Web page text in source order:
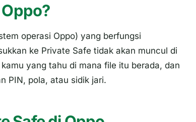
operasi Oppo) yang berfungsi
ke Private Safe tidak akan muncul di
yang tahu di mana file itu berada, dan
PIN, pola, atau sidik jari.